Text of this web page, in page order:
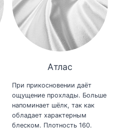
Атлас
При прикосновении даёт
ощущение прохлады. Больше
напоминает шёлк, так как
обладает характерным
блеском. Плотность 160.